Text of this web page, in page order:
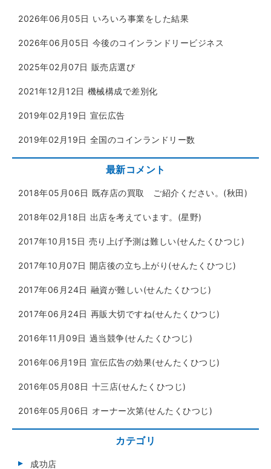
2026年06月05日 いろいろ事業をした結果
2026年06月05日 今後のコインランドリービジネス
2025年02月07日 販売店選び
2021年12月12日 機械構成で差別化
2019年02月19日 宣伝広告
2019年02月19日 全国のコインランドリー数
最新コメント
2018年05月06日 既存店の買取 ご紹介ください。(秋田)
2018年02月18日 出店を考えています。(星野)
2017年10月15日 売り上げ予測は難しい(せんたくひつじ)
2017年10月07日 開店後の立ち上がり(せんたくひつじ)
2017年06月24日 融資が難しい(せんたくひつじ)
2017年06月24日 再販大切ですね(せんたくひつじ)
2016年11月09日 過当競争(せんたくひつじ)
2016年06月19日 宣伝広告の効果(せんたくひつじ)
2016年05月08日 十三店(せんたくひつじ)
2016年05月06日 オーナー次第(せんたくひつじ)
カテゴリ
成功店